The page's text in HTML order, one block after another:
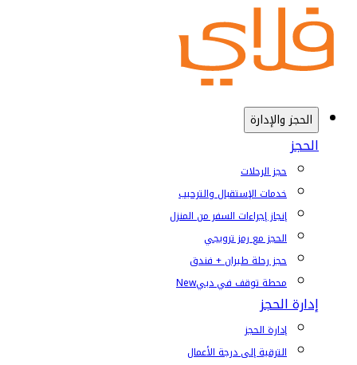
الحجز والإدارة
الحجز
حجز الرحلات
خدمات الإستقبال والترحيب
إنجاز إجراءات السفر من المنزل
الحجز مع رمز ترويجي
حجز رحلة طيران + فندق
محطة توقف في دبيNew
إدارة الحجز
إدارة الحجز
الترقية إلى درجة الأعمال